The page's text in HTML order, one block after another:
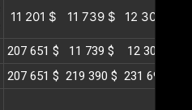
11 201 $ 11 739 $ 12 303 $
207 651 $ 11 739 $ 12 303 $
207 651 $ 219 390 $ 231 694 $